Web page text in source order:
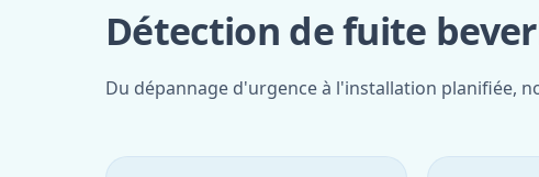
Détection de fuite
Du dépannage d'urgence à l'installation planifiée,